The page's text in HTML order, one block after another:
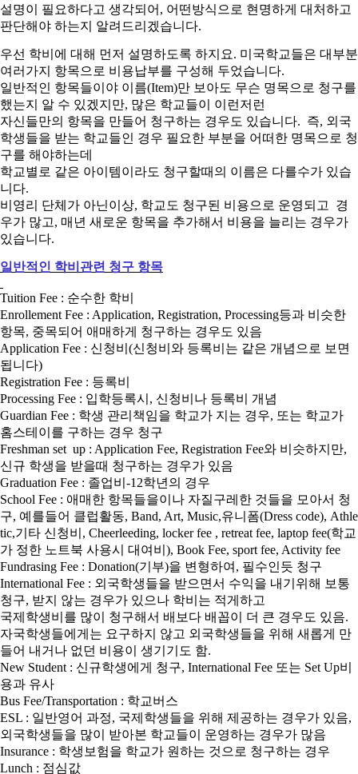
설명이 필요하다고 생각되어, 어떤방식으로 현명하게 대처하고
판단해야 하는지 알려드리겠습니다.
우선 학비에 대해 먼저 설명하도록 하지요. 미국학교들은 대부분
여러가지 항목으로 비용납부를 구성해 두었습니다.
일반적인 항목들이야 이름(Item)만 보아도 무슨 명목으로 청구를
했는지 알 수 있겠지만, 많은 학교들이 이런저런
자신들만의 항목을 만들어 청구하는 경우도 있습니다. 즉, 외국
학생들을 받는 학교들인 경우 필요한 부분을 어떠한 명목으로 청
구를 해야하는데
학교별로 같은 아이템이라도 청구할때의 이름은 다를수가 있습
니다.
비영리 단체가 아닌이상, 학교도 청구된 비용으로 운영되고 경
우가 많고, 매년 새로운 항목을 추가해서 비용을 늘리는 경우가
있습니다.
일반적인 학비관련 청구 항목
Tuition Fee : 순수한 학비
Enrollement Fee : Application, Registration, Processing등과 비슷한
항목, 중목되어 애매하게 청구하는 경우도 있음
Application Fee : 신청비(신청비와 등록비는 같은 개념으로 보면
됩니다)
Registration Fee : 등록비
Processing Fee : 입학등록시, 신청비나 등록비 개념
Guardian Fee : 학생 관리책임을 학교가 지는 경우, 또는 학교가
홈스테이를 구하는 경우 청구
Freshman set up : Application Fee, Registration Fee와 비슷하지만,
신규 학생을 받을때 청구하는 경우가 있음
Graduation Fee : 졸업비-12학년의 경우
School Fee : 애매한 항목들을이나 자질구레한 것들을 모아서 청
구, 예를들어 클럽활동, Band, Art, Music,유니폼(Dress code), Athle
tic,기타 신청비, Cheerleeding, locker fee , retreat fee, laptop fee(학교
가 정한 노트북 사용시 대여비), Book Fee, sport fee, Activity fee
Fundrasing Fee : Donation(기부)을 변형하여, 필수인듯 청구
International Fee : 외국학생들을 받으면서 수익을 내기위해 보통
청구, 받지 않는 경우가 있으나 학비는 적게하고
국제학생비를 많이 청구해서 배보다 배꼽이 더 큰 경우도 있음.
자국학생들에게는 요구하지 않고 외국학생들을 위해 새롭게 만
들어 내거나 없던 비용이 생기기도 함.
New Student : 신규학생에게 청구, International Fee 또는 Set Up비
용과 유사
Bus Fee/Transportation : 학교버스
ESL : 일반영어 과정, 국제학생들을 위해 제공하는 경우가 있음,
외국학생들을 많이 받아본 학교들이 운영하는 경우가 많음
Insurance : 학생보험을 학교가 원하는 것으로 청구하는 경우
Lunch : 점심값